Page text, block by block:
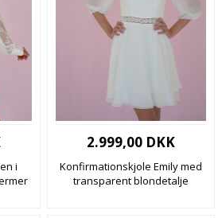
i
2.999,00 DKK
Konfirmationskjole Emily med
transparent blondetalje